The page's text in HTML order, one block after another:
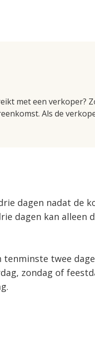
met een verkoper?
Als de
dagen nadat de
dagen kan alleen
twee
zondag of